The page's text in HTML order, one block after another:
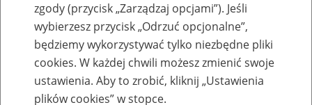
Zaproś ZUS do siebie: Aktywni 50+
zgody (przycisk „Zarządzaj opcjami”). Jeśli
wybierzesz przycisk „Odrzuć opcjonalne”,
będziemy wykorzystywać tylko niezbędne pliki
cookies. W każdej chwili możesz zmienić swoje
ustawienia. Aby to zrobić, kliknij „Ustawienia
plików cookies” w stopce.